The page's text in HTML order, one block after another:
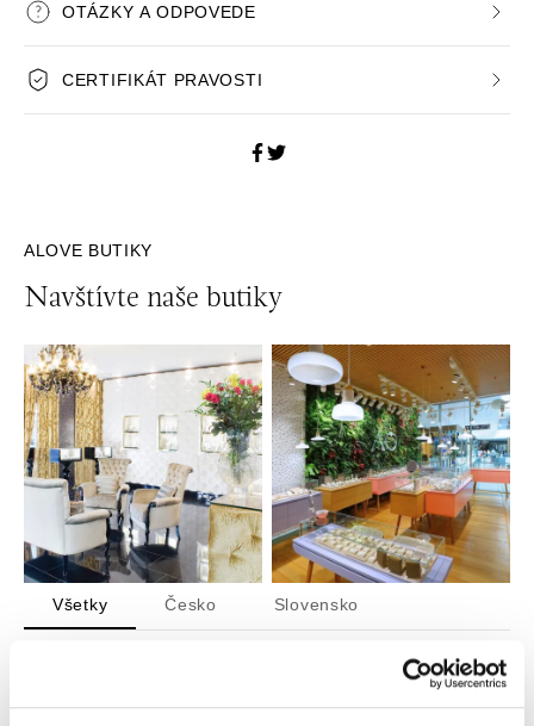
OTÁZKY A ODPOVEDE
CERTIFIKÁT PRAVOSTI
ALOVE BUTIKY
Navštívte naše butiky
Všetky Česko Slovensko